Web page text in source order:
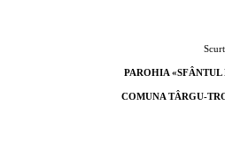
PAROHIA
COMUNA TÂRGU-